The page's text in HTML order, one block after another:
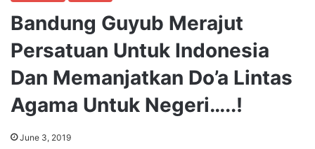
Bandung Guyub Merajut
Persatuan Untuk Indonesia
Dan Memanjatkan Do’a Lintas
Agama Untuk Negeri…..!
June 3, 2019